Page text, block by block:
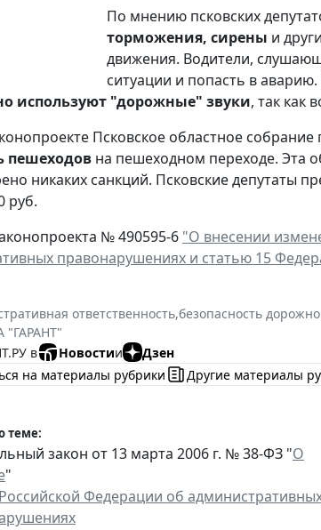
По мнению псковских
торможения, сирены и
движения. Водители,
ситуации и попасть в
используют "дорожные" звуки, так как
Псковское областное
пешеходов на пешеходном переходе. Эта
никаких санкций. Псковские депутаты
руб.
№ 490595-6 "О внесении
правонарушениях и статью 15
ответственность,безопасность
"ГАРАНТ"
в
Новостии
Дзен
на материалы рубрики
Другие материалы
теме:
закон от 13 марта 2006 г. № 38-ФЗ "О
"
Федерации об